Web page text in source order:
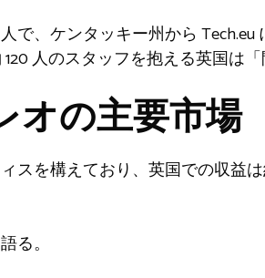
で、ケンタッキー州から
人のスタッフを抱える英国は
オの主要市場
スを構えており、英国での収益
る。